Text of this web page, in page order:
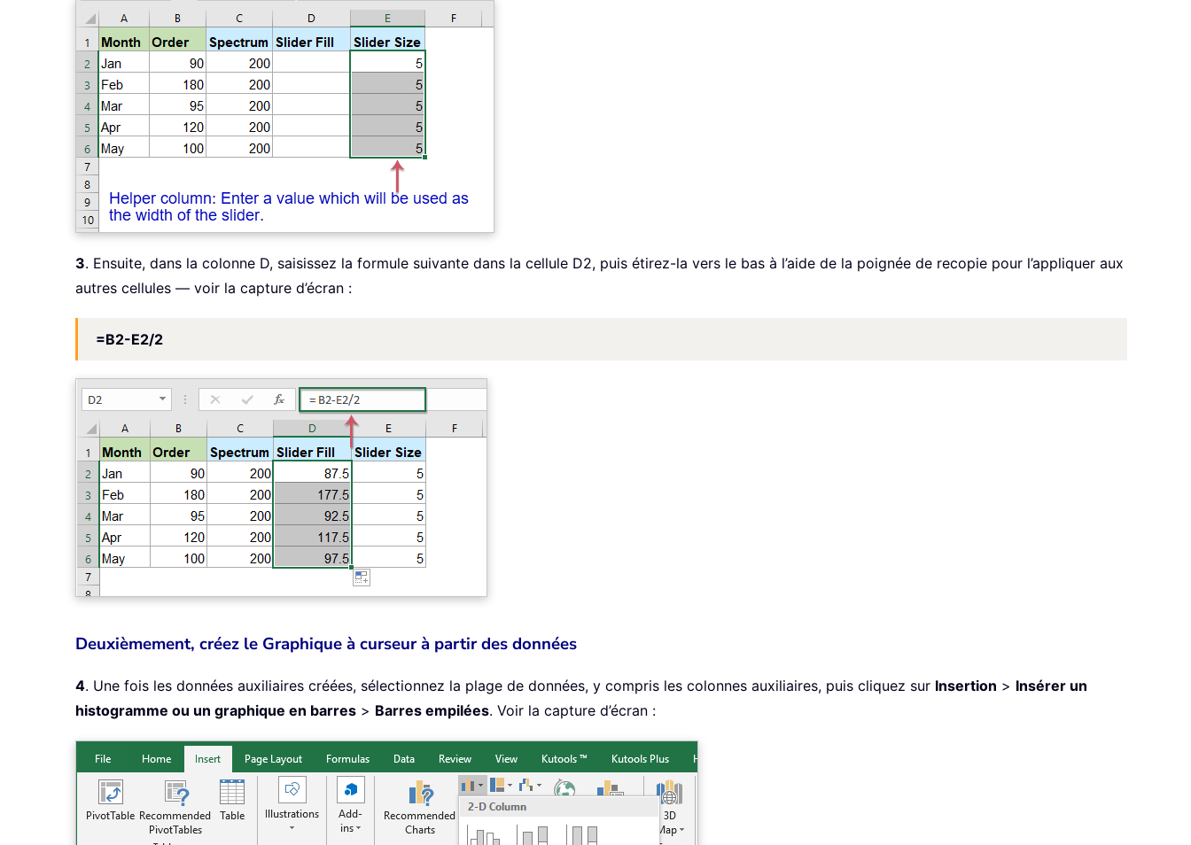
3. Ensuite, dans la colonne D, saisissez la formule suivante dans la cellule D2, puis étirez-la vers le bas à l’aide de la poignée de recopie pour l’appliquer aux
autres cellules — voir la capture d’écran :
=B2-E2/2
Deuxièmement, créez le Graphique à curseur à partir des données
4. Une fois les données auxiliaires créées, sélectionnez la plage de données, y compris les colonnes auxiliaires, puis cliquez sur Insertion > Insérer un
histogramme ou un graphique en barres > Barres empilées. Voir la capture d’écran :